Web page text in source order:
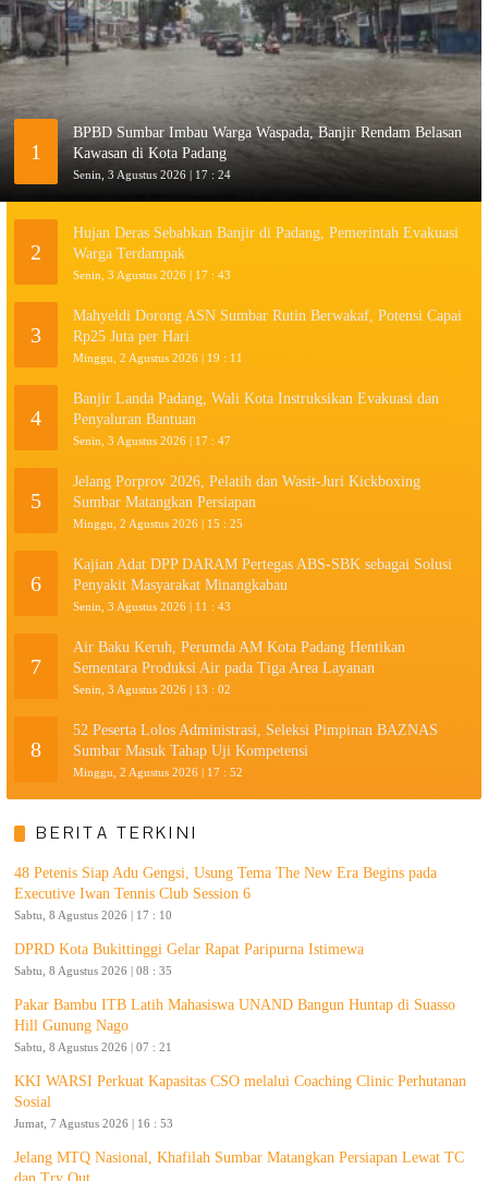
1
BPBD Sumbar Imbau Warga Waspada, Banjir Rendam Belasan
Kawasan di Kota Padang
Senin, 3 Agustus 2026 | 17 : 24
2
Hujan Deras Sebabkan Banjir di Padang, Pemerintah Evakuasi
Warga Terdampak
Senin, 3 Agustus 2026 | 17 : 43
3
Mahyeldi Dorong ASN Sumbar Rutin Berwakaf, Potensi Capai
Rp25 Juta per Hari
Minggu, 2 Agustus 2026 | 19 : 11
4
Banjir Landa Padang, Wali Kota Instruksikan Evakuasi dan
Penyaluran Bantuan
Senin, 3 Agustus 2026 | 17 : 47
5
Jelang Porprov 2026, Pelatih dan Wasit-Juri Kickboxing
Sumbar Matangkan Persiapan
Minggu, 2 Agustus 2026 | 15 : 25
6
Kajian Adat DPP DARAM Pertegas ABS-SBK sebagai Solusi
Penyakit Masyarakat Minangkabau
Senin, 3 Agustus 2026 | 11 : 43
7
Air Baku Keruh, Perumda AM Kota Padang Hentikan
Sementara Produksi Air pada Tiga Area Layanan
Senin, 3 Agustus 2026 | 13 : 02
8
52 Peserta Lolos Administrasi, Seleksi Pimpinan BAZNAS
Sumbar Masuk Tahap Uji Kompetensi
Minggu, 2 Agustus 2026 | 17 : 52
BERITA TERKINI
48 Petenis Siap Adu Gengsi, Usung Tema The New Era Begins pada
Executive Iwan Tennis Club Session 6
Sabtu, 8 Agustus 2026 | 17 : 10
DPRD Kota Bukittinggi Gelar Rapat Paripurna Istimewa
Sabtu, 8 Agustus 2026 | 08 : 35
Pakar Bambu ITB Latih Mahasiswa UNAND Bangun Huntap di Suasso
Hill Gunung Nago
Sabtu, 8 Agustus 2026 | 07 : 21
KKI WARSI Perkuat Kapasitas CSO melalui Coaching Clinic Perhutanan
Sosial
Jumat, 7 Agustus 2026 | 16 : 53
Jelang MTQ Nasional, Khafilah Sumbar Matangkan Persiapan Lewat TC